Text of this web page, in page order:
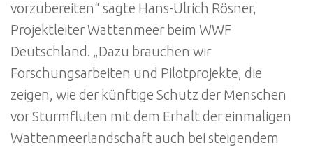
vorzubereiten“ sagte Hans-Ulrich Rösner,
Projektleiter Wattenmeer beim WWF
Deutschland. „Dazu brauchen wir
Forschungsarbeiten und Pilotprojekte, die
zeigen, wie der künftige Schutz der Menschen
vor Sturmfluten mit dem Erhalt der einmaligen
Wattenmeerlandschaft auch bei steigendem